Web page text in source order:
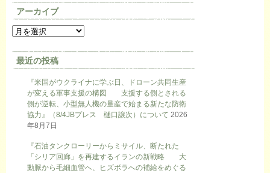
アーカイブ
最近の投稿
『米国がウクライナに学ぶ日、ドローン共同生産
が変える軍事支援の構図 支援する側とされる
側が逆転、小型無人機の量産で始まる新たな防衛
協力』（8/4JBプレス 樋口譲次）について 2026
年8月7日
『石油タンクローリーからミサイル、断たれた
「シリア回廊」を再建するイランの新戦略 大
動脈から毛細血管へ、ヒズボラへの補給をめぐる